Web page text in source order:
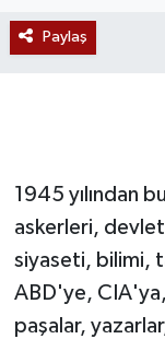
Paylaş
1945 yılından
askerleri,
siyaseti, bilimi,
ABD'ye,
paşalar,
Bartın
Bolu
ÇEVRE
BİLİM VE
Haber Arşivi